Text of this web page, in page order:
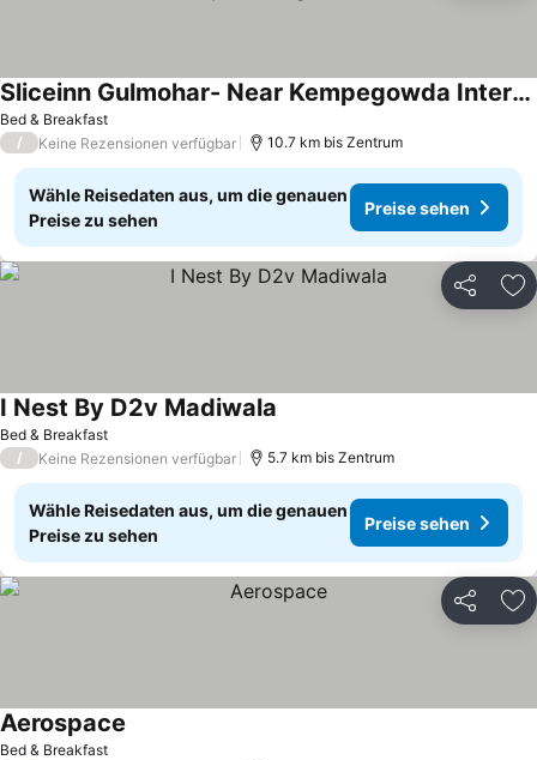
Bed & Breakfast
Sliceinn Gulmohar- Near Kempegowda International Airport, Bengaluru
/ Keine Rezensionen verfügbar 10.7 km bis Zentrum
Wähle Reisedaten aus, um die genauen
Preise zu sehen
Preise sehen
Teilen
Bed & Breakfast
I Nest By D2v Madiwala
/ Keine Rezensionen verfügbar 5.7 km bis Zentrum
Wähle Reisedaten aus, um die genauen
Preise zu sehen
Preise sehen
Teilen
Bed & Breakfast
Aerospace